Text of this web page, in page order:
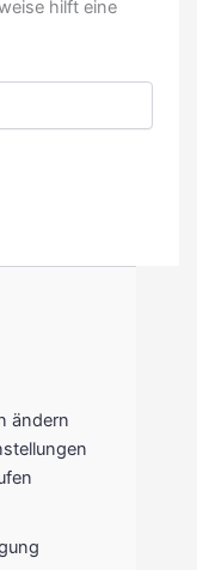
hilft eine
ändern